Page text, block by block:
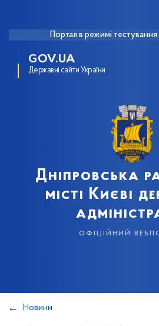
Портал в режимі
GOV.UA
Державні сайти України
Дніпровська
місті Києві
офіційний
Новини